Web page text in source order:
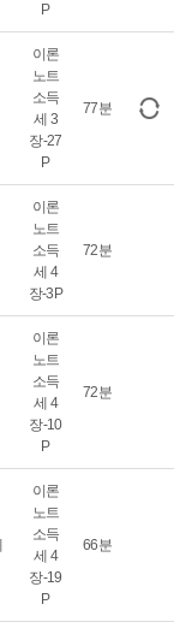
P
이론
노트
소득
세 3
장-27
P
77분
이론
노트
소득
세 4
장-3P
72분
이론
노트
소득
세 4
장-10
P
72분
이론
노트
소득
세 4
장-19
P
66분